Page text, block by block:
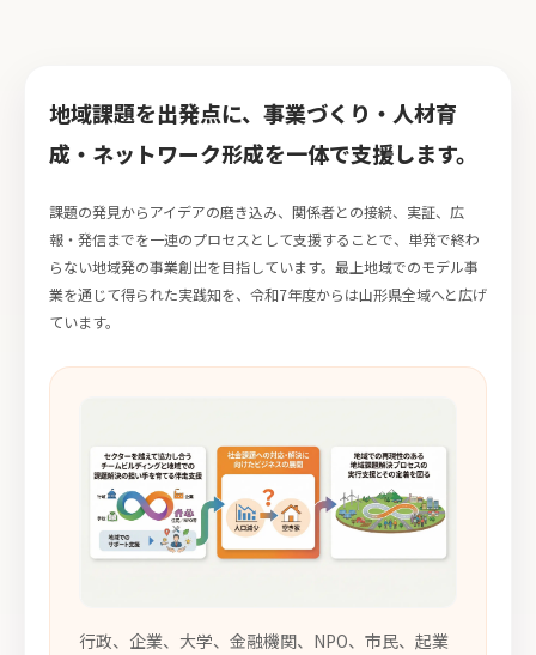
地域課題を出発点に、事業づくり・人材育
成・ネットワーク形成を一体で支援します。
課題の発見からアイデアの磨き込み、関係者との接続、実証、広
報・発信までを一連のプロセスとして支援することで、単発で終わ
らない地域発の事業創出を目指しています。最上地域でのモデル事
業を通じて得られた実践知を、令和7年度からは山形県全域へと広げ
ています。
行政、企業、大学、金融機関、NPO、市民、起業